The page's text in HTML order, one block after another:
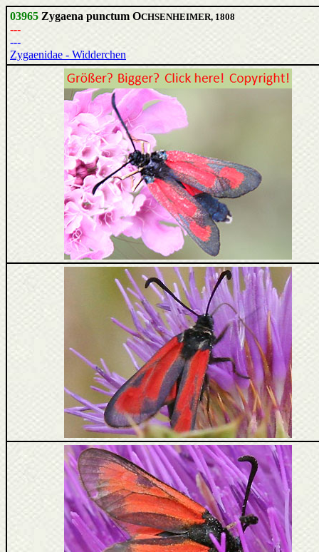
03965 Zygaena punctum OCHSENHEIMER, 1808
---
---
Zygaenidae - Widderchen